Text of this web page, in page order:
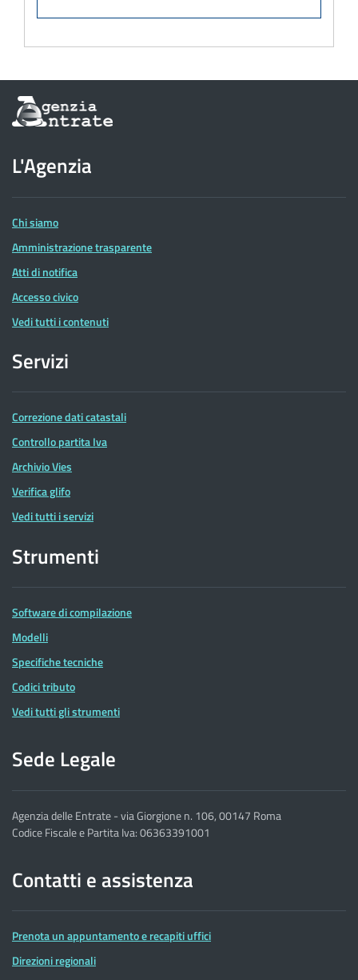
Informazioni
sul
dell'Agenzia
delle
Entrate
L'Agenzia
Chi siamo
Amministrazione trasparente
Atti di notifica
Accesso civico
Vedi tutti i contenuti
Servizi
Correzione dati catastali
Controllo partita Iva
Archivio Vies
Verifica glifo
Vedi tutti i servizi
Strumenti
Software di compilazione
Modelli
Specifiche tecniche
Codici tributo
Vedi tutti gli strumenti
Sede Legale
Agenzia delle Entrate - via Giorgione n. 106, 00147 Roma
Codice Fiscale e Partita Iva: 06363391001
Contatti e assistenza
Prenota un appuntamento e recapiti uffici
Direzioni regionali